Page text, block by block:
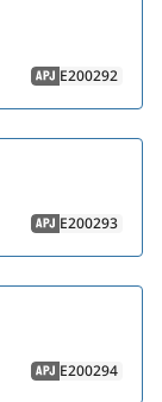
APJ E200292
APJ E200293
APJ E200294